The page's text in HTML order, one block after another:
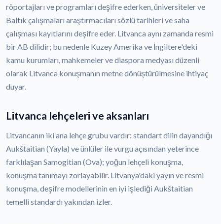
röportajları ve programları deşifre ederken, üniversiteler ve
Baltık çalışmaları araştırmacıları sözlü tarihleri ve saha
çalışması kayıtlarını deşifre eder. Litvanca aynı zamanda resmi
bir AB dilidir; bu nedenle Kuzey Amerika ve İngiltere'deki
kamu kurumları, mahkemeler ve diaspora medyası düzenli
olarak Litvanca konuşmanın metne dönüştürülmesine ihtiyaç
duyar.
Litvanca lehçeleri ve aksanları
Litvancanın iki ana lehçe grubu vardır: standart dilin dayandığı
Aukštaitian (Yayla) ve ünlüler ile vurgu açısından yeterince
farklılaşan Samogitian (Ova); yoğun lehçeli konuşma,
konuşma tanımayı zorlayabilir. Litvanya'daki yayın ve resmi
konuşma, deşifre modellerinin en iyi işlediği Aukštaitian
temelli standardı yakından izler.